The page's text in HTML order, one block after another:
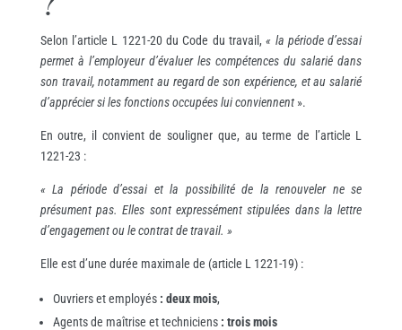
Selon l’article L 1221-20 du Code du travail,« la période d’essai
permet à l’employeur d’évaluer les compétences du salarié dans
son travail, notamment au regard de son expérience, et au salarié
d’apprécier si les fonctions occupées lui conviennent».
En outre, il convient de souligner que, au terme de l’article L
1221-23 :
« La période d’essai et la possibilité de la renouveler ne se
présument pas. Elles sont expressément stipulées dans la lettre
d’engagement ou le contrat de travail. »
Elle est d’une durée maximale de (article L 1221-19) :
Ouvriers et employés : deux mois,
Agents de maîtrise et techniciens : trois mois